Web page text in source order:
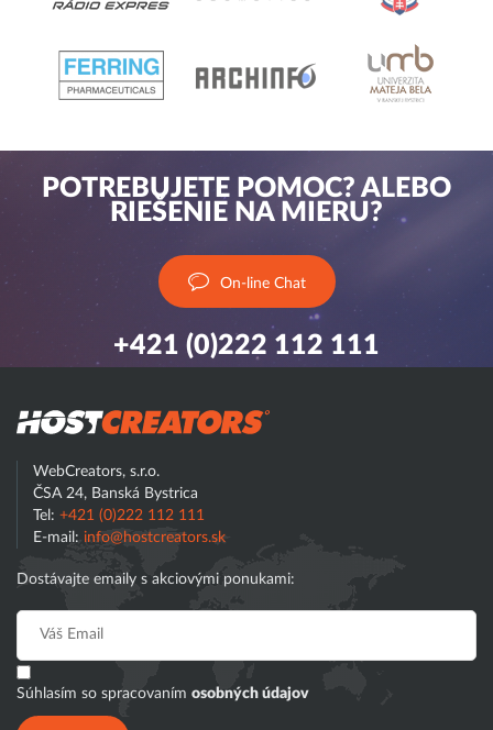
POTREBUJETE POMOC? ALEBO
RIEŠENIE NA MIERU?
On-line Chat
+421 (0)222 112 111
WebCreators, s.r.o.
ČSA 24, Banská Bystrica
Tel: +421 (0)222 112 111
E-mail: info@hostcreators.sk
Dostávajte emaily s akciovými ponukami:
Súhlasím so spracovaním osobných údajov